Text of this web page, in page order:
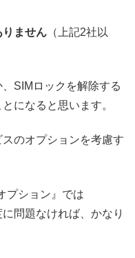
りません （上記2社以
SIMロックを解除する
になると思います。
のオプションを考慮す
プション』では
問題なければ、かなり